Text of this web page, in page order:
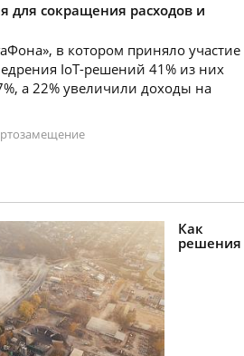
для сокращения расходов и
в котором приняло участие
IoT-решений 41% из них
а 22% увеличили доходы на
Как
решения